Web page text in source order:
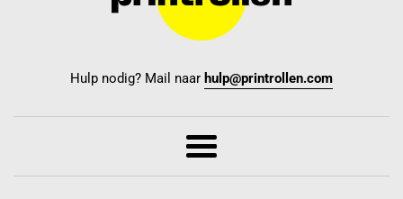
Hulp nodig? Mail naar hulp@printrollen.com
Menu